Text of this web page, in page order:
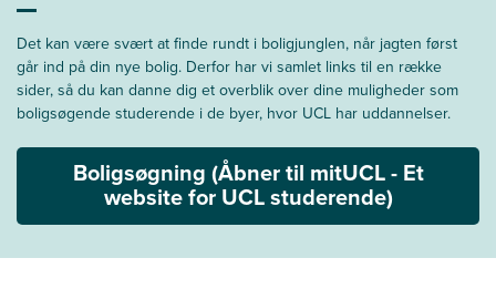
Det kan være svært at finde rundt i boligjunglen, når jagten først
går ind på din nye bolig. Derfor har vi samlet links til en række
sider, så du kan danne dig et overblik over dine muligheder som
boligsøgende studerende i de byer, hvor UCL har uddannelser.
Boligsøgning (Åbner til mitUCL - Et
website for UCL studerende)